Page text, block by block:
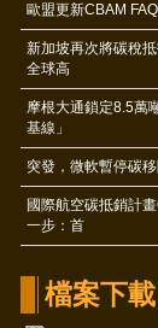
歐盟更新CBAM
新加坡再次將碳稅
全球高
摩根大通鎖定8.5萬
基線」
突發，微軟暫停碳
國際航空碳抵銷計
一步：首
檔案下載